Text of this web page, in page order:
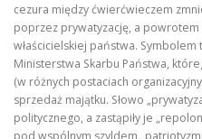
cezura między ćwierćwieczem
poprzez prywatyzację, a
właścicielskiej państwa. Symbolem
Ministerstwa Skarbu Państwa,
(w różnych postaciach
sprzedaż majątku. Słowo
politycznego, a zastąpiły je
pod wspólnym szyldem